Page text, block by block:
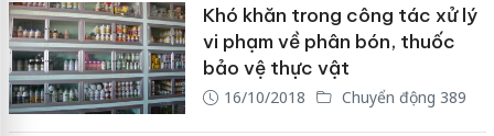
Khó khăn trong công tác xử lý
vi phạm về phân bón, thuốc
bảo vệ thực vật
16/10/2018 Chuyển động 389